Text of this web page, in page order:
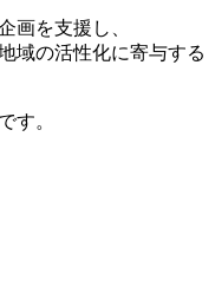
画を支援し、
域の活性化に寄与する
す。